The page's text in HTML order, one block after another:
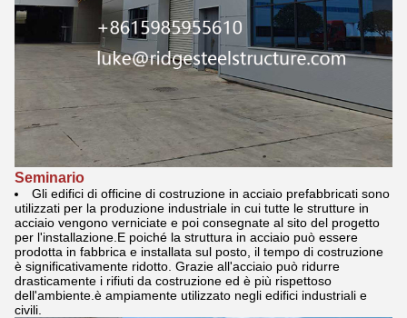
Seminario
Gli edifici di officine di costruzione in acciaio prefabbricati sono
utilizzati per la produzione industriale in cui tutte le strutture in
acciaio vengono verniciate e poi consegnate al sito del progetto
per l'installazione.E poiché la struttura in acciaio può essere
prodotta in fabbrica e installata sul posto, il tempo di costruzione
è significativamente ridotto. Grazie all'acciaio può ridurre
drasticamente i rifiuti da costruzione ed è più rispettoso
dell'ambiente.è ampiamente utilizzato negli edifici industriali e
civili.